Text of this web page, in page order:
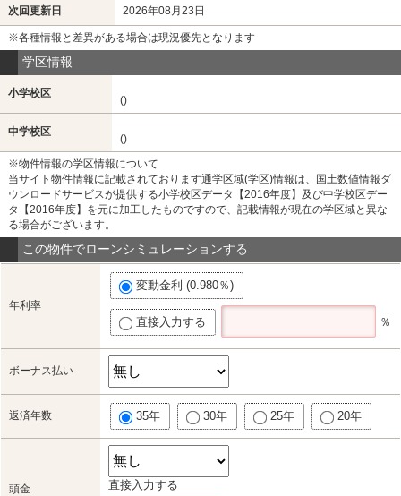
次回更新日 2026年08月23日
※各種情報と差異がある場合は現況優先となります
学区情報
小学校区
()
中学校区
()
※物件情報の学区情報について
当サイト物件情報に記載されております通学区域(学区)情報は、国土数値情報ダ
ウンロードサービスが提供する小学校区データ【2016年度】及び中学校区デー
タ【2016年度】を元に加工したものですので、記載情報が現在の学区域と異な
る場合がございます。
この物件でローンシミュレーションする
年利率
変動金利 (0.980％)
直接入力する ％
ボーナス払い
返済年数 35年 30年 25年 20年
頭金 直接入力する